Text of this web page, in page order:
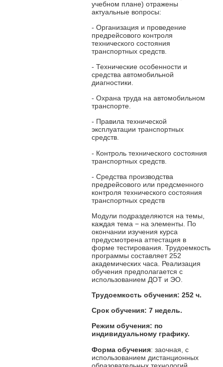
учебном плане) отражены
актуальные вопросы:
- Организация и проведение
предрейсового контроля
технического состояния
транспортных средств.
- Технические особенности и
средства автомобильной
диагностики.
- Охрана труда на автомобильном
транспорте.
- Правила технической
эксплуатации транспортных
средств.
- Контроль технического состояния
транспортных средств.
- Средства производства
предрейсового или предсменного
контроля технического состояния
транспортных средств
Модули подразделяются на темы,
каждая тема − на элементы. По
окончании изучения курса
предусмотрена аттестация в
форме тестирования. Трудоемкость
программы составляет 252
академических часа. Реализация
обучения предполагается с
использованием ДОТ и ЭО.
Трудоемкость обучения: 252 ч.
Срок обучения: 7 недель.
Режим обучения: по
индивидуальному графику.
Форма обучения: заочная, с
использованием дистанционных
образовательных технологий.